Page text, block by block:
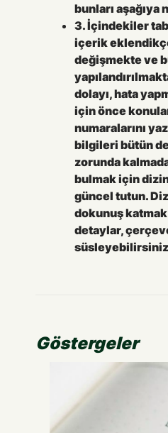
bunları
3. İçindekiler
içerik
değişmekte ve
dolayı, hata
için önce
numaralarını
bilgileri bütün
zorunda
bulmak için
güncel tutun.
dokunuş
detaylar,
Göstergeler